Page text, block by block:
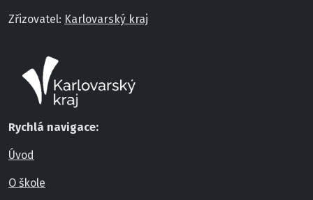
Zřizovatel: Karlovarský kraj
Rychlá navigace:
Úvod
O škole